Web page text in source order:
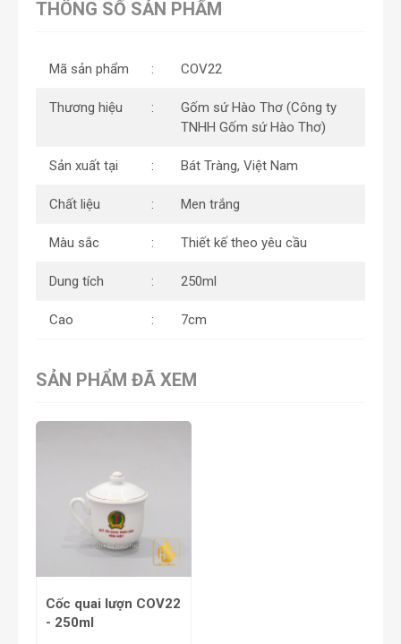
THÔNG SỐ SẢN PHẨM
Mã sản phẩm COV22
Thương hiệu
Gốm sứ Hào Thơ (Công ty
TNHH Gốm sứ Hào Thơ)
Sản xuất tại Bát Tràng, Việt Nam
Chất liệu Men trắng
Màu sắc Thiết kế theo yêu cầu
Dung tích 250ml
Cao 7cm
SẢN PHẨM ĐÃ XEM
Cốc quai lượn COV22
- 250ml